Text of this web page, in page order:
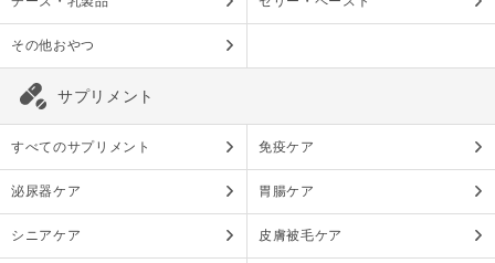
その他おやつ
サプリメント
すべてのサプリメント 免疫ケア
泌尿器ケア 胃腸ケア
シニアケア 皮膚被毛ケア